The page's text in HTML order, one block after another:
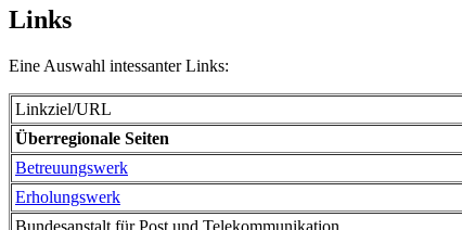
Links
Eine Auswahl intessanter Links:
Linkziel/URL
Überregionale Seiten
Betreuungswerk
Erholungswerk
Bundesanstalt für Post und Telekommunikation